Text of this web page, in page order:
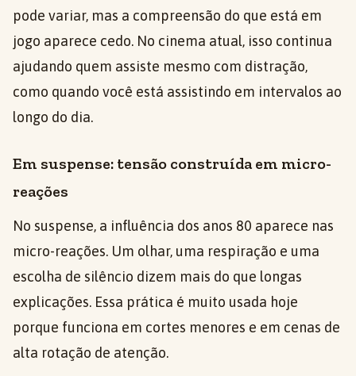
pode variar, mas a compreensão do que está em
jogo aparece cedo. No cinema atual, isso continua
ajudando quem assiste mesmo com distração,
como quando você está assistindo em intervalos ao
longo do dia.
Em suspense: tensão construída em micro-
reações
No suspense, a influência dos anos 80 aparece nas
micro-reações. Um olhar, uma respiração e uma
escolha de silêncio dizem mais do que longas
explicações. Essa prática é muito usada hoje
porque funciona em cortes menores e em cenas de
alta rotação de atenção.